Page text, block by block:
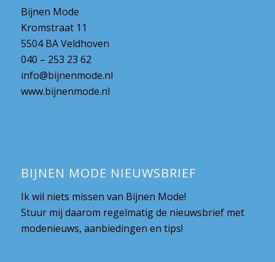
Bijnen Mode
Kromstraat 11
5504 BA Veldhoven
040 – 253 23 62
info@bijnenmode.nl
www.bijnenmode.nl
BIJNEN MODE NIEUWSBRIEF
Ik wil niets missen van Bijnen Mode!
Stuur mij daarom regelmatig de nieuwsbrief met
modenieuws, aanbiedingen en tips!